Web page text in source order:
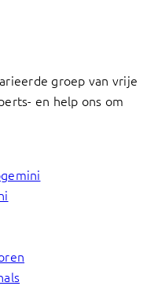
groep van vrije
en help ons om